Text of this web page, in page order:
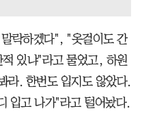
락하겠다", "옷걸이도 간
있냐"라고 물었고, 하원
라. 한번도 입지도 않았다.
입고 나가"라고 털어놨다.